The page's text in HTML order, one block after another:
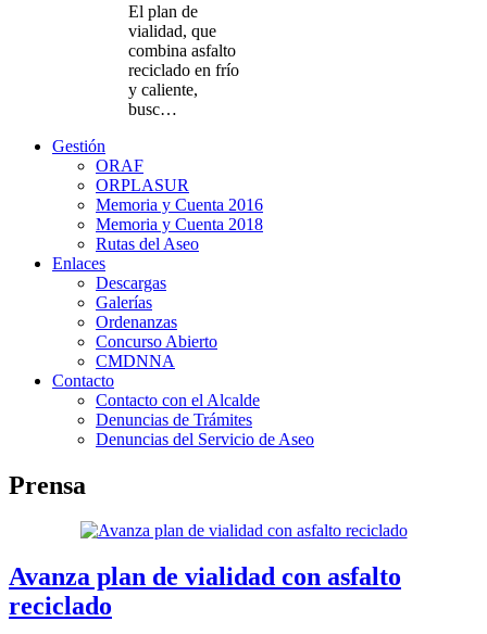
El plan de
vialidad, que
combina asfalto
reciclado en frío
y caliente,
busc…
Gestión
ORAF
ORPLASUR
Memoria y Cuenta 2016
Memoria y Cuenta 2018
Rutas del Aseo
Enlaces
Descargas
Galerías
Ordenanzas
Concurso Abierto
CMDNNA
Contacto
Contacto con el Alcalde
Denuncias de Trámites
Denuncias del Servicio de Aseo
Prensa
Avanza plan de vialidad con asfalto
reciclado